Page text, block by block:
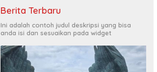
Berita Terbaru
Ini adalah contoh judul deskripsi yang bisa
anda isi dan sesuaikan pada widget